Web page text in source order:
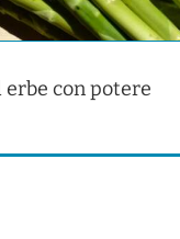
con potere